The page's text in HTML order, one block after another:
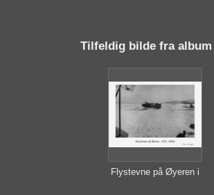
Tilfeldig bilde fra album
Flystevne på Øyeren i